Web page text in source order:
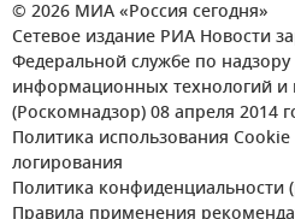
© 2026 МИА «Россия сегодня»
Сетевое издание РИА Новости
Федеральной службе по надзору
информационных технологий
(Роскомнадзор) 08 апреля 2014
Политика использования
логирования
Политика конфиденциальности